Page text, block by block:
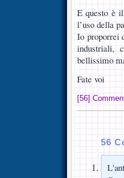
E questo è
l’uso della
Io proporrei
industriali,
bellissimo
Fate voi
[56]
56